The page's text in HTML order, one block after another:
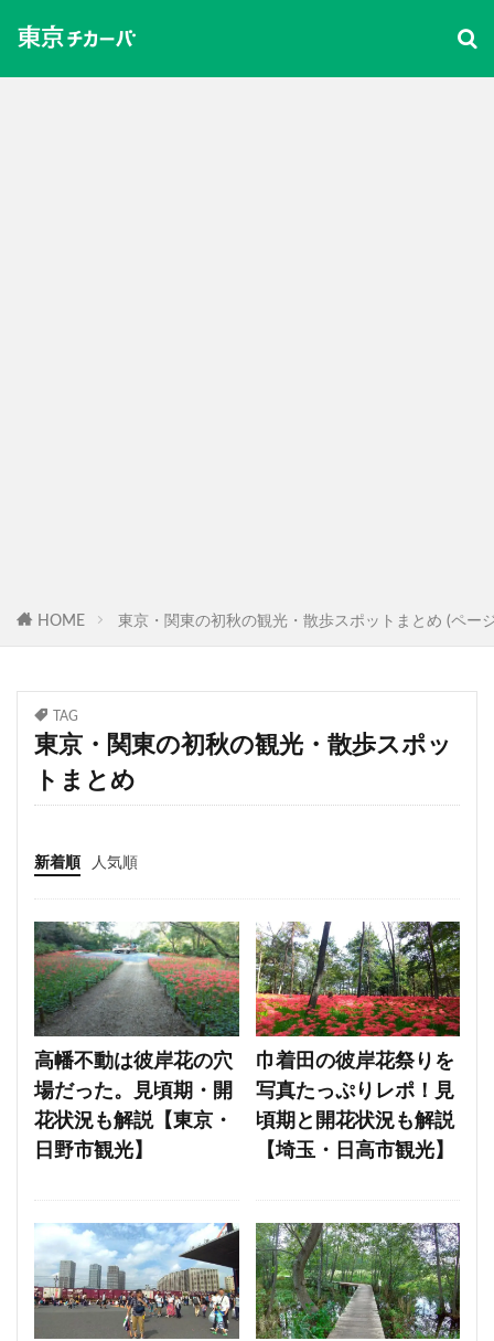
HOME 東京・関東の初秋の観光・散歩スポットまとめ (ペー
TAG
東京・関東の初秋の観光・散歩スポッ
トまとめ
新着順 人気順
高幡不動は彼岸花の穴
場だった。見頃期・開
花状況も解説【東京・
日野市観光】
巾着田の彼岸花祭りを
写真たっぷりレポ！見
頃期と開花状況も解説
【埼玉・日高市観光】